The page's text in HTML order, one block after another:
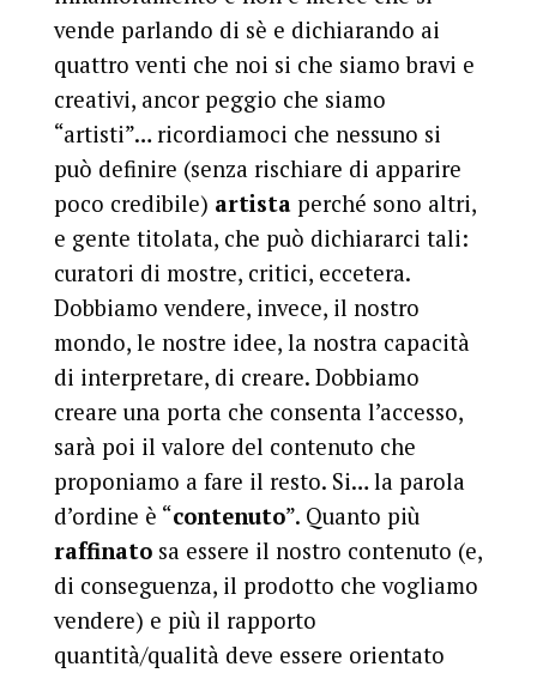
vende parlando di sè e dichiarando ai
quattro venti che noi si che siamo bravi e
creativi, ancor peggio che siamo
“artisti”… ricordiamoci che nessuno si
può definire (senza rischiare di apparire
poco credibile) artistaperché sono altri,
e gente titolata, che può dichiararci tali:
curatori di mostre, critici, eccetera.
Dobbiamo vendere, invece, il nostro
mondo, le nostre idee, la nostra capacità
di interpretare, di creare. Dobbiamo
creare una porta che consenta l’accesso,
sarà poi il valore del contenuto che
proponiamo a fare il resto. Si… la parola
d’ordine è “contenuto”. Quanto più
raffinatosa essere il nostro contenuto (e,
di conseguenza, il prodotto che vogliamo
vendere) e più il rapporto
quantità/qualità deve essere orientato